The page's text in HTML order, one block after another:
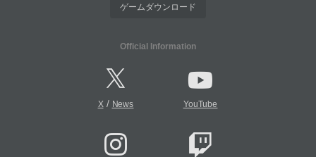
ゲームダウンロード
Official Information
X/ News YouTube